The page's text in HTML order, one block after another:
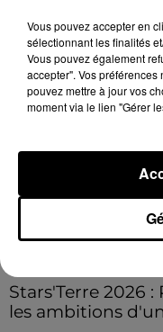
LE GRAND
Stars'Terre 2026
les ambitions
Vous pouvez accepter en
sélectionnant les finalités
Vous pouvez également
accepter". Vos
pouvez mettre à jour vos
moment via le lien "Gérer